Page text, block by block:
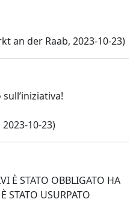
an der Raab, 2023-10-23)
10-23)
È STATO OBBLIGATO HA
STATO USURPATO